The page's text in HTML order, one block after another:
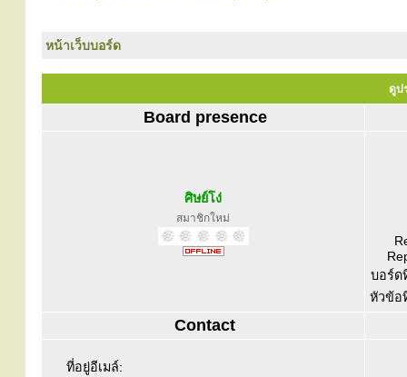
หน้าเว็บบอร์ด
ดูป
Board presence
ศิษย์โง่
สมาชิกใหม่
บอร์ด
หัวข้อ
Contact
ที่อยู่อีเมล์: